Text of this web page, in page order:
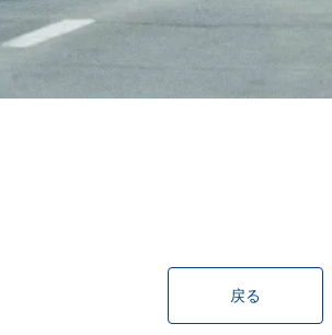
戻る